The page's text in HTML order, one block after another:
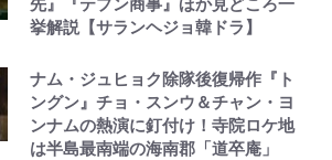
先』『テプン商事』ほか見どころ一
挙解説【サランヘジョ韓ドラ】
ナム・ジュヒョク除隊後復帰作『ト
ングン』チョ・スンウ＆チャン・ヨ
ンナムの熱演に釘付け！寺院ロケ地
は半島最南端の海南郡「道卒庵」